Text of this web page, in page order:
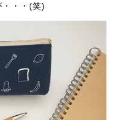
・・・(笑)